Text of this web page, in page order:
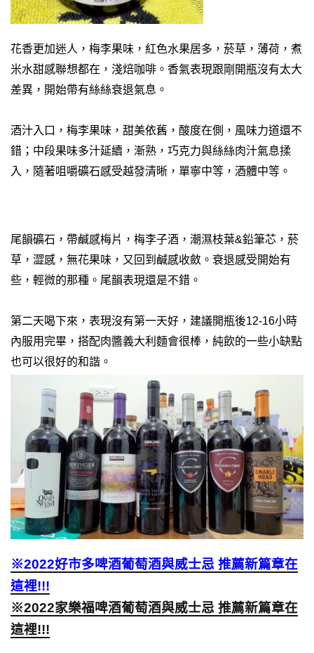
花香更加迷人，梅李果味，紅色水果居多，菸草，薄荷，煮
米水甜感聯想都在，淺焙咖啡。香氣表現跟剛開瓶沒有太大
差異，開始帶有絲絲衰退氣息。
酒汁入口，梅李果味，甜美依舊，酸度在側，風味力道還不
錯；中段果味多汁延續，漸熟，巧克力與絲絲肉汁氣息揉
入，隨著咀嚼礦石感受越發清晰，單寧中等，酒體中等。
尾韻礦石，帶鹹感梅片，梅李子酒，潮濕枝葉&鉛筆芯，菸
草，澀感，無花果味，又回到鹹感收斂。衰退感受開始有
些，輕微的那種。尾韻表現還是不錯。
第二天喝下來，表現沒有第一天好，建議開瓶後12-16小時
內服用完畢，搭配肉醬義大利麵會很棒，純飲的一些小缺點
也可以很好的和諧。
※2022好市多啤酒葡萄酒與威士忌 推薦新篇章在
這裡!!!
※2022家樂福啤酒葡萄酒與威士忌 推薦新篇章在
這裡!!!